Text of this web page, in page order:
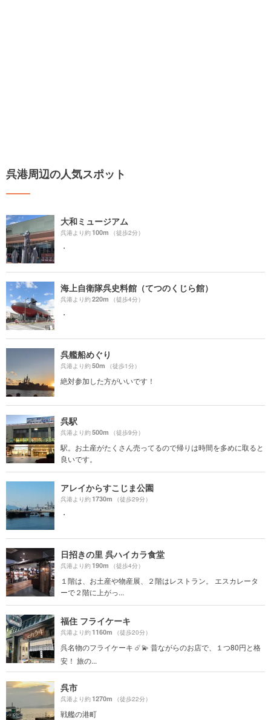
呉港周辺の人気スポット
大和ミュージアム
呉港より約100m （徒歩2分）
・
海上自衛隊呉史料館（てつのくじら館）
呉港より約220m （徒歩4分）
・
呉艦船めぐり
呉港より約50m （徒歩1分）
絶対参加した方がいいです！
呉駅
呉港より約500m （徒歩9分）
駅。お土産がたくさん売ってるので帰りは時間を多めに取ると
良いです。
アレイからすこじま公園
呉港より約1730m （徒歩29分）
・
日招きの里 呉ハイカラ食堂
呉港より約190m （徒歩4分）
１階は、お土産や物産展、２階はレストラン。 エスカレータ
ーで２階に上がっ...
福住 フライケーキ
呉港より約1160m （徒歩20分）
呉名物のフライケーキ ☄️💫 昔ながらのお店で、１つ80円と格
安！ 旅の...
呉市
呉港より約1270m （徒歩22分）
戦艦の港町